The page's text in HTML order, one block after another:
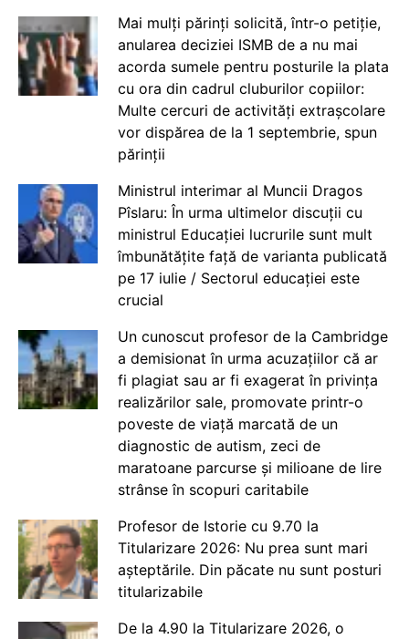
Mai mulți părinți solicită, într-o petiție,
anularea deciziei ISMB de a nu mai
acorda sumele pentru posturile la plata
cu ora din cadrul cluburilor copiilor:
Multe cercuri de activități extrașcolare
vor dispărea de la 1 septembrie, spun
părinții
Ministrul interimar al Muncii Dragos
Pîslaru: În urma ultimelor discuții cu
ministrul Educației lucrurile sunt mult
îmbunătățite față de varianta publicată
pe 17 iulie / Sectorul educației este
crucial
Un cunoscut profesor de la Cambridge
a demisionat în urma acuzațiilor că ar
fi plagiat sau ar fi exagerat în privința
realizărilor sale, promovate printr-o
poveste de viață marcată de un
diagnostic de autism, zeci de
maratoane parcurse și milioane de lire
strânse în scopuri caritabile
Profesor de Istorie cu 9.70 la
Titularizare 2026: Nu prea sunt mari
așteptările. Din păcate nu sunt posturi
titularizabile
De la 4.90 la Titularizare 2026, o